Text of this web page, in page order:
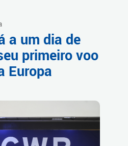
a um dia de
primeiro voo
Europa